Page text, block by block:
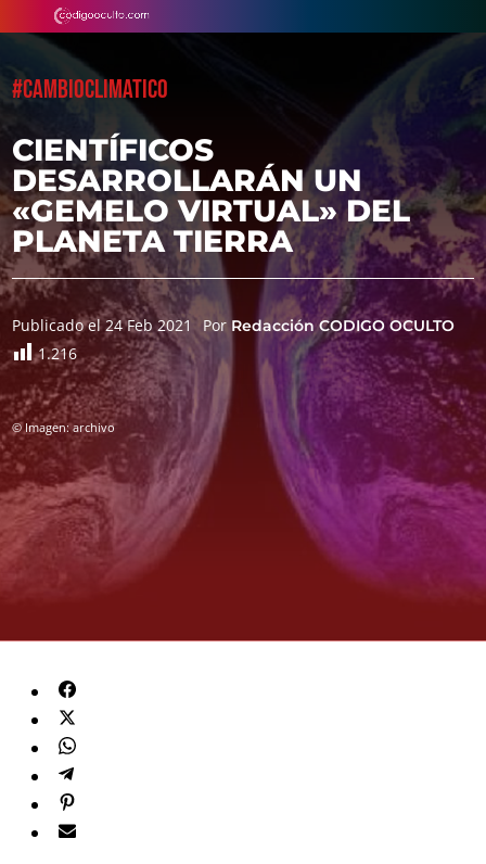
#CAMBIOCLIMATICO
CIENTÍFICOS
DESARROLLARÁN UN
«GEMELO VIRTUAL» DEL
PLANETA TIERRA
Publicado el 24 Feb 2021 Por Redacción CODIGO OCULTO
1.216
© Imagen: archivo